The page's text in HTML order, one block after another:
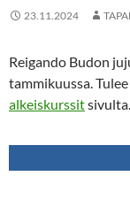
23.11.2024
Reigando Budon
tammikuussa.
alkeiskurssitsivulta.